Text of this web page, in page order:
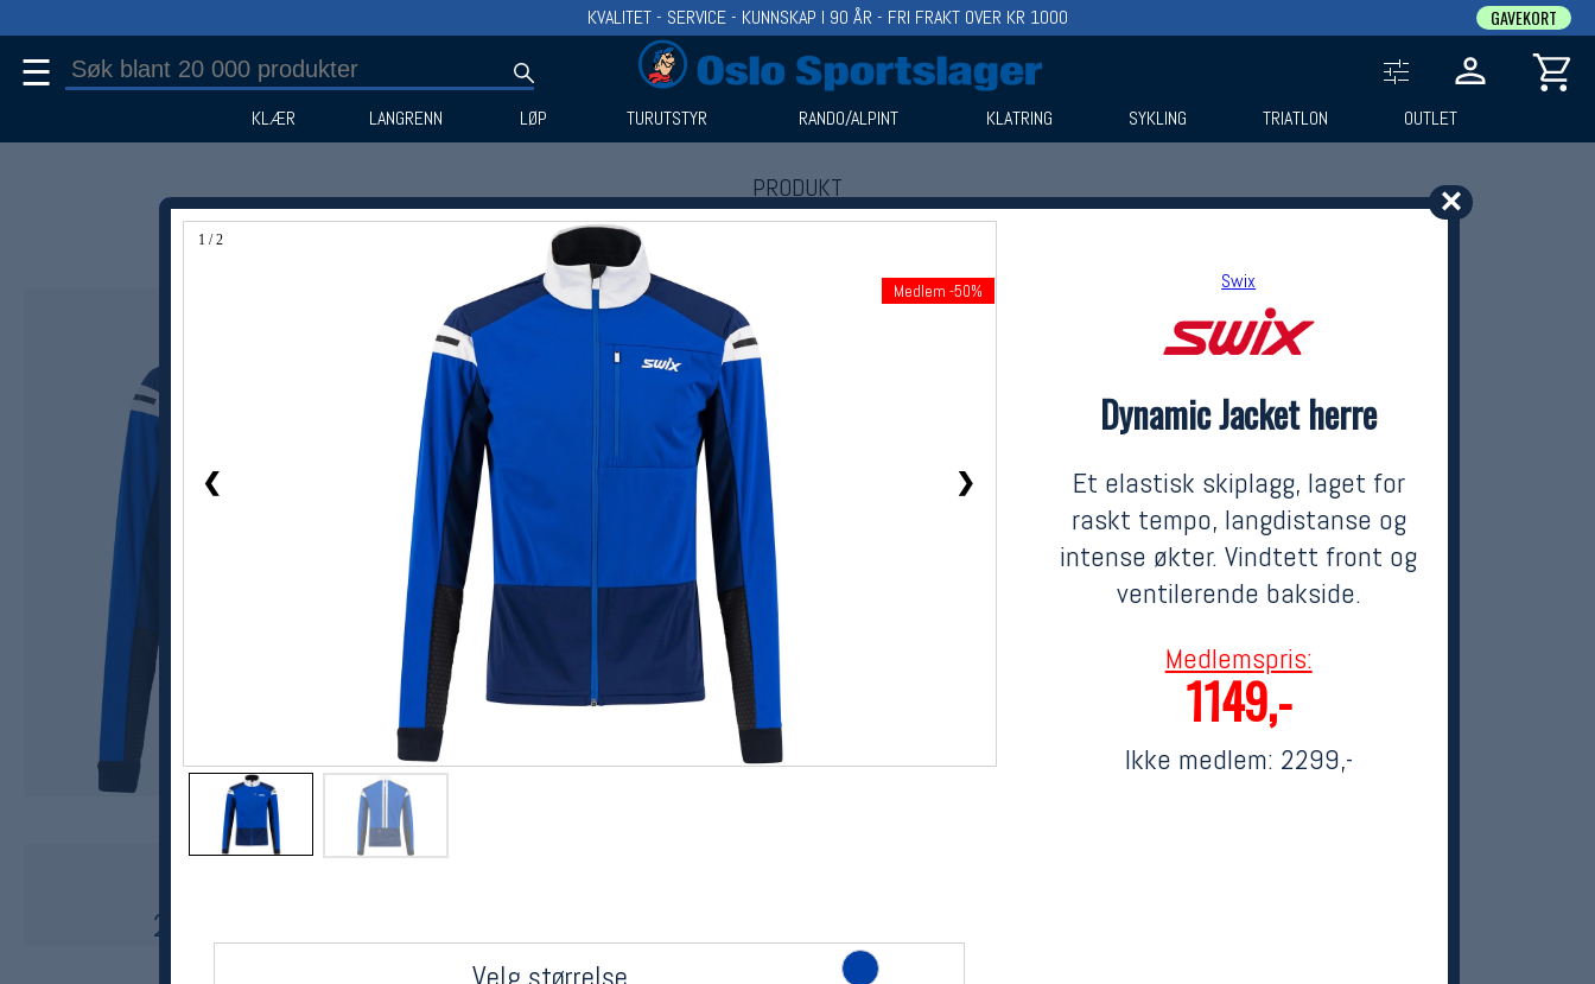
✕
1 / 2
❮ ❯
Medlem -50% Swix
Dynamic Jacket herre
Et elastisk skiplagg, laget for
raskt tempo, langdistanse og
intense økter. Vindtett front og
ventilerende bakside.
Medlemspris:
1149,-
Ikke medlem: 2299,-
KVALITET - SERVICE - KUNNSKAP I 90 ÅR - FRI FRAKT OVER KR 1000 GAVEKORT
☰
KLÆR LANGRENN LØP TURUTSTYR RANDO/ALPINT KLATRING SYKLING TRIATLON OUTLET
PRODUKT
Produkter (1)
Medlem -50%
Swix
2299,-